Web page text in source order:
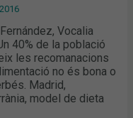
Vocalia
40% de la població
les recomanacions
no és bona o
Madrid,
model de dieta